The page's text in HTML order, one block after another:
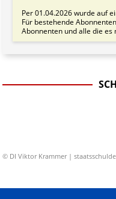
Per 01.04.2026 wurde auf
Für bestehende
Abonnenten und alle die es
© DI Viktor Krammer |